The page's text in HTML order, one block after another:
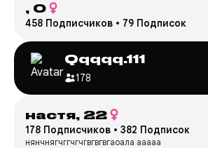
, 0
458 Подписчиков • 79 Подписок
Qqqqq.111
178
настя, 22
178 Подписчиков • 382 Подписок
нянчнягчггчгчгвгвгвгаоала ааааа